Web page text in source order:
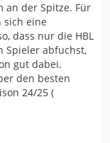
an der Spitze. Für
sich eine
dass nur die HBL
Spieler abfuchst,
gut dabei.
den besten
24/25 (